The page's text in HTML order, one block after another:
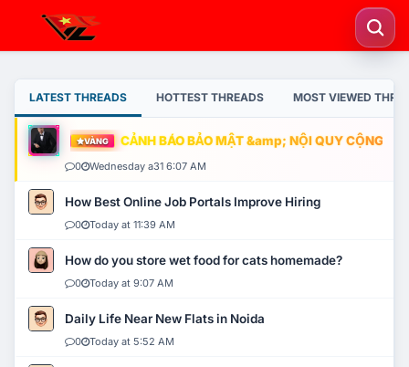
LATEST THREADS HOTTEST THREADS MOST VIEWED
VÀNG CẢNH BÁO BẢO MẬT &amp; NỘI QUY CỘNG
0 Wednesday a31 6:07 AM
How Best Online Job Portals Improve Hiring
0 Today at 11:39 AM
How do you store wet food for cats homemade?
0 Today at 9:07 AM
Daily Life Near New Flats in Noida
0 Today at 5:52 AM